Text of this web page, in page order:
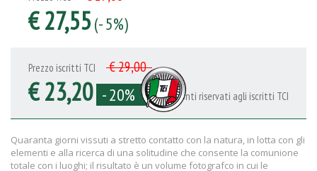
€ 27,55(- 5%)
Prezzo iscritti TCI € 29,00
€ 23,20 - 20% Sconti riservati agli iscritti TCI
Quaranta giorni vissuti a stretto contatto con la natura, in lotta con gli
elementi e alla ricerca di una solitudine che consente la comunione
totale con i luoghi; il risultato è un volume fotografco in cui le